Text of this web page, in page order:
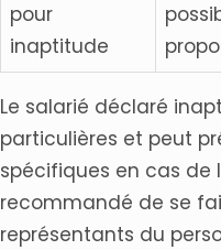
pour
inaptitude
Le salarié déclaré
particulières et peut
spécifiques en cas de
recommandé de se
représentants du